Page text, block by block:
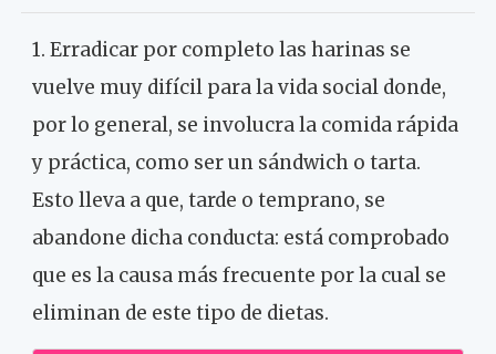
1. Erradicar por completo las harinas se
vuelve muy difícil para la vida social donde,
por lo general, se involucra la comida rápida
y práctica, como ser un sándwich o tarta.
Esto lleva a que, tarde o temprano, se
abandone dicha conducta: está comprobado
que es la causa más frecuente por la cual se
eliminan de este tipo de dietas.